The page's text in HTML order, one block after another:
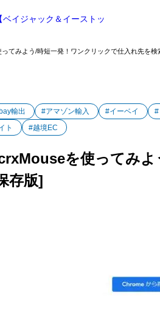
イジャック＆イーストッ
てみよう/時短一発！ワンクリックで仕入れ先を
輸出 #アマゾン輸入 #イーベイ #
ト
#越境EC
を使ってみ
存版]